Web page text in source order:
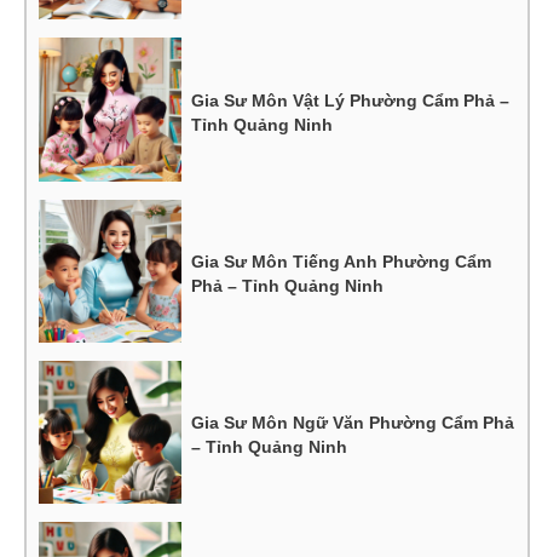
Gia Sư Môn Vật Lý Phường Cẩm Phả –
Tỉnh Quảng Ninh
Gia Sư Môn Tiếng Anh Phường Cẩm
Phả – Tỉnh Quảng Ninh
Gia Sư Môn Ngữ Văn Phường Cẩm Phả
– Tỉnh Quảng Ninh